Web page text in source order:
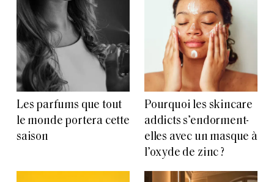
Les parfums que tout
le monde portera cette
saison
Pourquoi les skincare
addicts s’endorment-
elles avec un masque à
l’oxyde de zinc ?